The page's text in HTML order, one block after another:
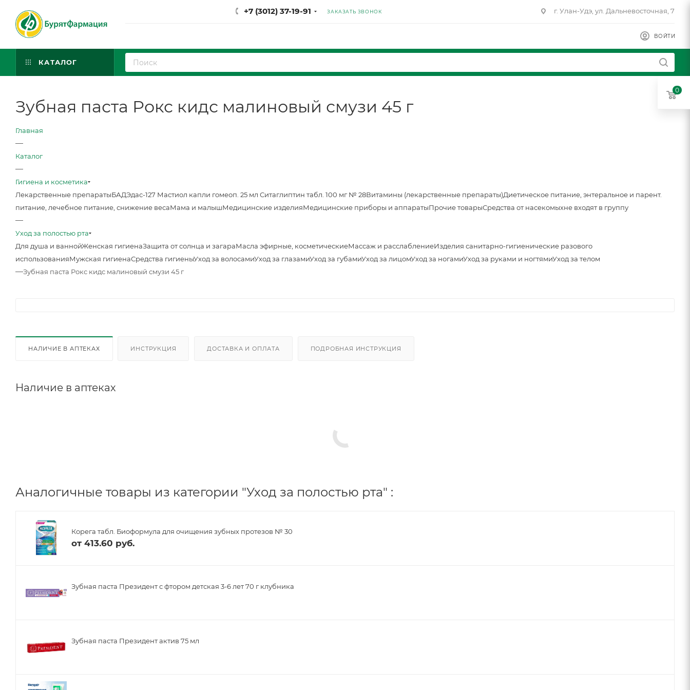
+7 (3012) 37-19-91 ЗАКАЗАТЬ ЗВОНОК г. Улан-Удэ, ул. Дальневосточная, 7
ВОЙТИ
КАТАЛОГ
Зубная паста Рокс кидс малиновый смузи 45 г
Главная
—
Каталог
—
Гигиена и косметика
Лекарственные препаратыБАДЭдас-127 Мастиол капли гомеоп. 25 мл Ситаглиптин табл. 100 мг № 28Витамины (лекарственные препараты)Диетическое питание, энтеральное и парент.
питание, лечебное питание, снижение весаМама и малышМедицинские изделияМедицинские приборы и аппаратыПрочие товарыСредства от насекомыхне входят в группу
—
Уход за полостью рта
Для душа и ваннойЖенская гигиенаЗащита от солнца и загараМасла эфирные, косметическиеМассаж и расслаблениеИзделия санитарно-гигиенические разового
использованияМужская гигиенаСредства гигиеныУход за волосамиУход за глазамиУход за губамиУход за лицомУход за ногамиУход за руками и ногтямиУход за телом
—Зубная паста Рокс кидс малиновый смузи 45 г
НАЛИЧИЕ В АПТЕКАХ ИНСТРУКЦИЯ ДОСТАВКА И ОПЛАТА ПОДРОБНАЯ ИНСТРУКЦИЯ
Наличие в аптеках
Аналогичные товары из категории "Уход за полостью рта" :
Корега табл. Биоформула для очищения зубных протезов № 30
от 413.60 руб.
Зубная паста Президент с фтором детская 3-6 лет 70 г клубника
Зубная паста Президент актив 75 мл
0